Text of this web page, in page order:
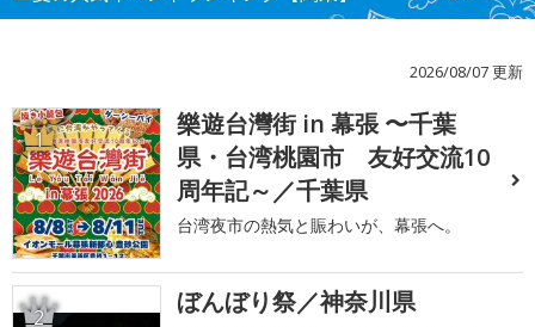
2026/08/07 更新
1
樂遊台灣街 in 幕張 〜千葉
県・台湾桃園市 友好交流10
周年記～／千葉県
台湾夜市の熱気と賑わいが、幕張へ。
2 ぼんぼり祭／神奈川県